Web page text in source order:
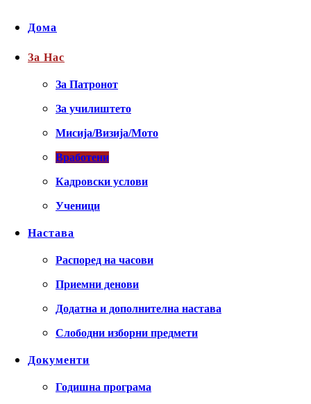
Дома
За Нас
За Патронот
За училиштето
Мисија/Визија/Мото
Вработени
Кадровски услови
Ученици
Настава
Распоред на часови
Приемни денови
Додатна и дополнителна настава
Слободни изборни предмети
Документи
Годишна програма